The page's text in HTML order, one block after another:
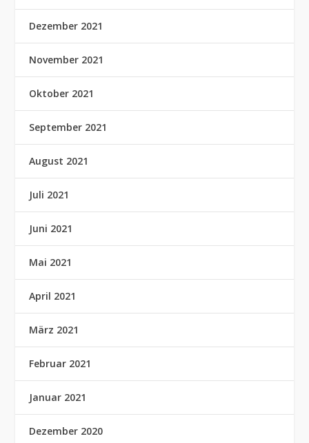
Dezember 2021
November 2021
Oktober 2021
September 2021
August 2021
Juli 2021
Juni 2021
Mai 2021
April 2021
März 2021
Februar 2021
Januar 2021
Dezember 2020